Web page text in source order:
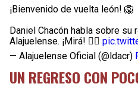
¡Bienvenido de vuelta león! 🦁
Daniel Chacón habla sobre su
Alajuelense. ¡Mirá! 👇🏻
— Alajuelense Oficial (@ldacr)
UN REGRESO CON